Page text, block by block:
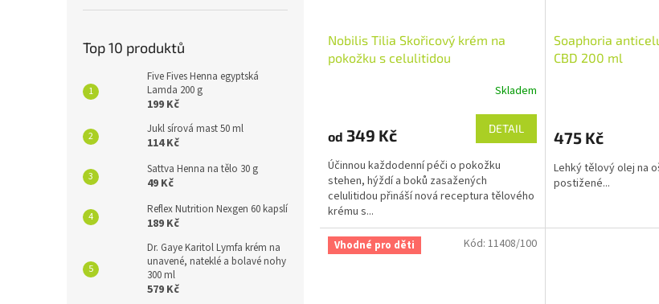
Top 10 produktů
Five Fives Henna egyptská
Lamda 200 g
199 Kč
Jukl sírová mast 50 ml
114 Kč
Sattva Henna na tělo 30 g
49 Kč
Reflex Nutrition Nexgen 60 kapslí
189 Kč
Dr. Gaye Karitol Lymfa krém na
unavené, nateklé a bolavé nohy
300 ml
579 Kč
Nobilis Tilia Skořicový krém na
pokožku s celulitidou
je
z
5
hvězdiček.
Skladem
od 349 Kč DETAIL
Účinnou každodenní péči o pokožku
stehen, hýždí a boků zasažených
celulitidou přináší nová receptura tělového
krému s...
Soaphoria
CBD 200 ml
je
z
5
475 Kč
Lehký tělový olej na
postižené...
Vhodné pro děti Kód: 11408/100